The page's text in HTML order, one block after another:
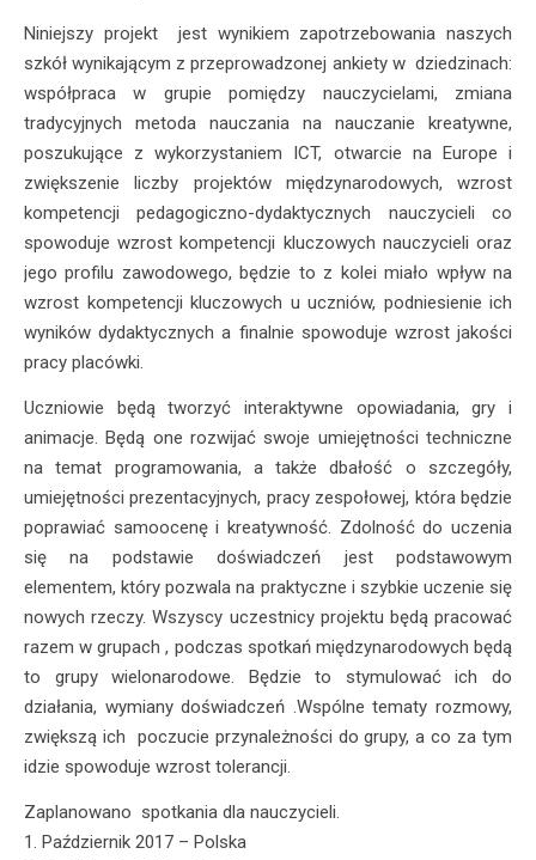
Niniejszy projekt jest wynikiem zapotrzebowania naszych
szkół wynikającym z przeprowadzonej ankiety w dziedzinach:
współpraca w grupie pomiędzy nauczycielami, zmiana
tradycyjnych metoda nauczania na nauczanie kreatywne,
poszukujące z wykorzystaniem ICT, otwarcie na Europe i
zwiększenie liczby projektów międzynarodowych, wzrost
kompetencji pedagogiczno-dydaktycznych nauczycieli co
spowoduje wzrost kompetencji kluczowych nauczycieli oraz
jego profilu zawodowego, będzie to z kolei miało wpływ na
wzrost kompetencji kluczowych u uczniów, podniesienie ich
wyników dydaktycznych a finalnie spowoduje wzrost jakości
pracy placówki.
Uczniowie będą tworzyć interaktywne opowiadania, gry i
animacje. Będą one rozwijać swoje umiejętności techniczne
na temat programowania, a także dbałość o szczegóły,
umiejętności prezentacyjnych, pracy zespołowej, która będzie
poprawiać samoocenę i kreatywność. Zdolność do uczenia
się na podstawie doświadczeń jest podstawowym
elementem, który pozwala na praktyczne i szybkie uczenie się
nowych rzeczy. Wszyscy uczestnicy projektu będą pracować
razem w grupach , podczas spotkań międzynarodowych będą
to grupy wielonarodowe. Będzie to stymulować ich do
działania, wymiany doświadczeń .Wspólne tematy rozmowy,
zwiększą ich poczucie przynależności do grupy, a co za tym
idzie spowoduje wzrost tolerancji.
Zaplanowano spotkania dla nauczycieli.
1. Październik 2017 – Polska